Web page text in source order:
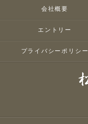
会社概要
エントリー
プライバシーポリシー